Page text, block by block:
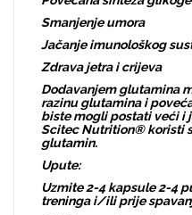
Smanjenje umora
Jačanje imunološkog
Zdrava jetra i crijeva
Dodavanjem glutamina
razinu glutamina i
biste mogli postati veći i
Scitec Nutrition® koristi
glutamin.
Upute:
Uzmite 2-4 kapsule 2-4
treninga i/ili prije